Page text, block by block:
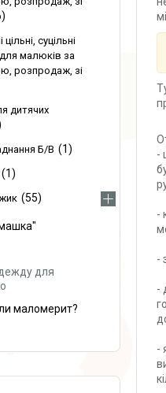
-
-
-
-
-
суцільні
малюків за
розпродаж, зі
дитячих
Б/В 1
1
55
для
маломерит?